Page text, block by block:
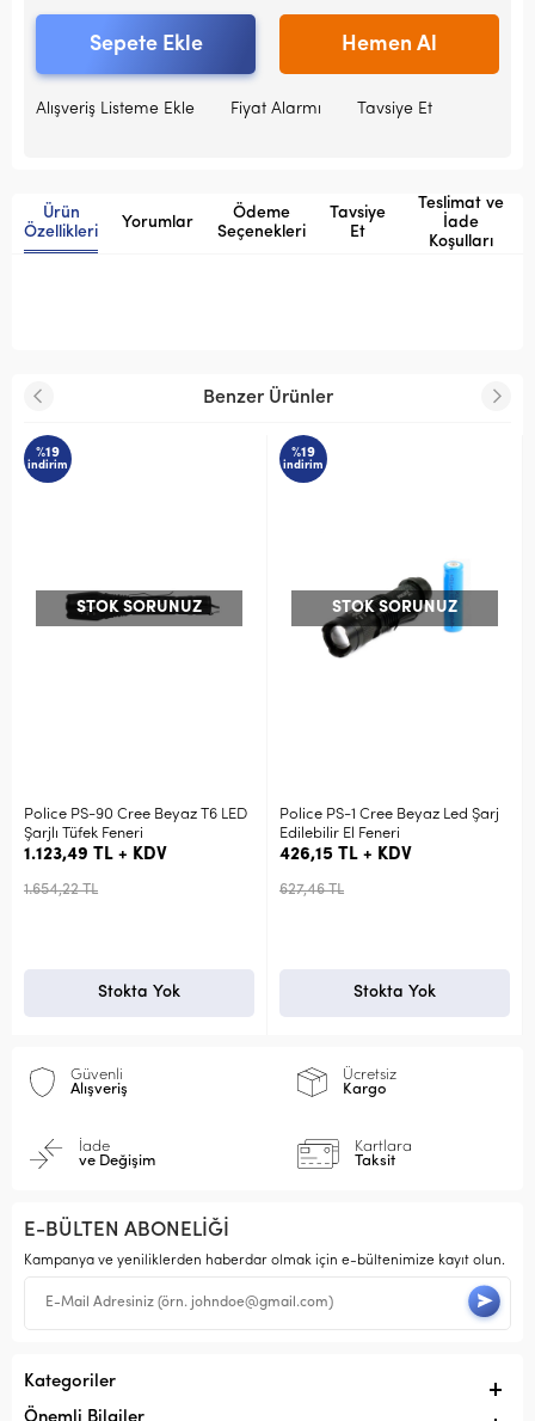
Sepete Ekle Hemen Al
Alışveriş Listeme Ekle Fiyat Alarmı Tavsiye Et
Ürün
Özellikleri
Yorumlar
Ödeme
Seçenekleri
Tavsiye
Et
Teslimat ve
İade
Koşulları
Benzer Ürünler
%19
indirim
STOK SORUNUZ
Police PS-90 Cree Beyaz T6 LED
Şarjlı Tüfek Feneri
1.123,49 TL + KDV
1.654,22 TL
Stokta Yok
%19
indirim
STOK SORUNUZ
Police PS-1 Cree Beyaz Led Şarj
Edilebilir El Feneri
426,15 TL + KDV
627,46 TL
Stokta Yok
Güvenli
Alışveriş
Ücretsiz
Kargo
İade
ve Değişim
Kartlara
Taksit
E-BÜLTEN ABONELİĞİ
Kampanya ve yeniliklerden haberdar olmak için e-bültenimize kayıt olun.
Kategoriler
Önemli Bilgiler